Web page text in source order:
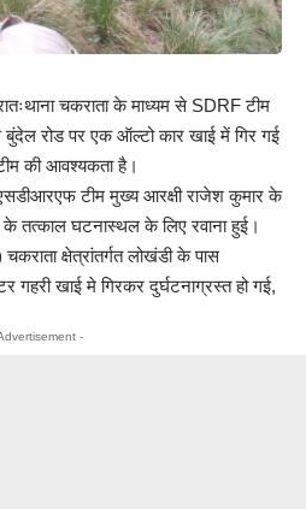
चकराता के माध्यम से SDRF टीम
रोड पर एक ऑल्टो कार खाई में गिर गई
की आवश्यकता है।
टीम मुख्य आरक्षी राजेश कुमार के
तत्काल घटनास्थल के लिए रवाना हुई।
क्षेत्रांतर्गत लोखंडी के पास
गहरी खाई मे गिरकर दुर्घटनाग्रस्त हो गई,
-